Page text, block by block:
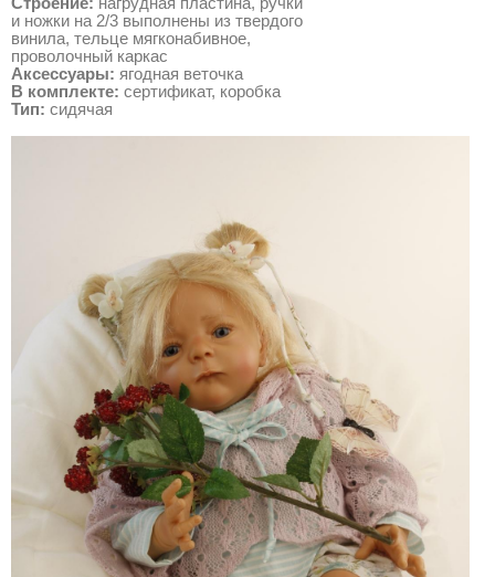
и ножки на 2/3 выполнены из твердого
винила, тельце мягконабивное,
проволочный каркас
Аксессуары: ягодная веточка
В комплекте: сертификат, коробка
Тип: сидячая